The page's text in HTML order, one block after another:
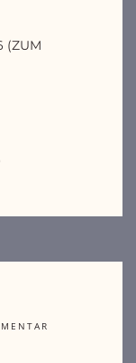
(ZUM